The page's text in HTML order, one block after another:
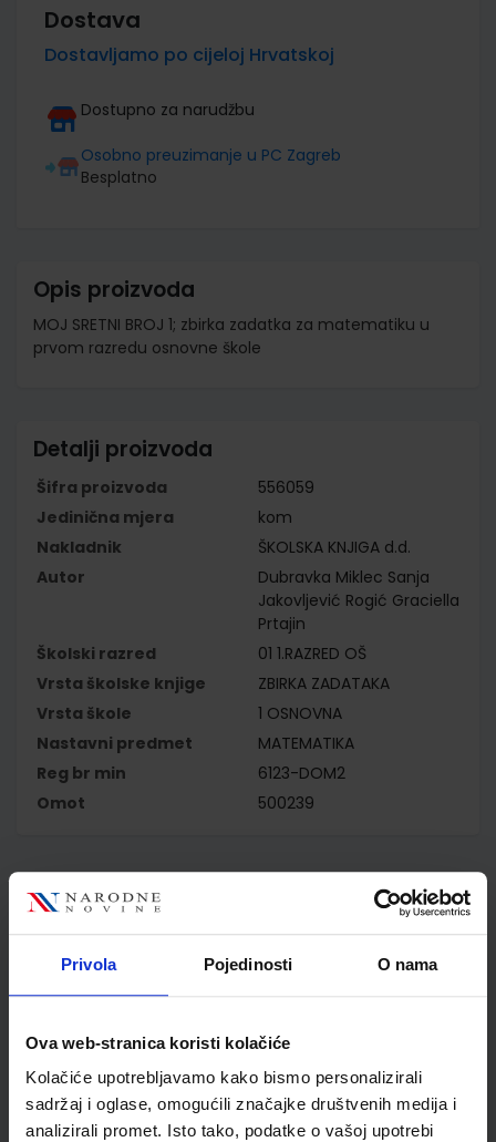
Privola Pojedinosti O nama
Ova web-stranica koristi kolačiće
Kolačiće upotrebljavamo kako bismo personalizirali
sadržaj i oglase, omogućili značajke društvenih medija i
analizirali promet. Isto tako, podatke o vašoj upotrebi
Dostava
Dostavljamo po cijeloj Hrvatskoj
Dostupno za narudžbu
Osobno preuzimanje u PC Zagreb
Besplatno
Opis proizvoda
MOJ SRETNI BROJ 1; zbirka zadatka za matematiku u
prvom razredu osnovne škole
Detalji proizvoda
Šifra proizvoda
556059
Jedinična mjera
kom
Nakladnik
ŠKOLSKA KNJIGA d.d.
Autor
Dubravka Miklec Sanja
Jakovljević Rogić Graciella
Prtajin
Školski razred
01 1.RAZRED OŠ
Vrsta školske knjige
ZBIRKA ZADATAKA
Vrsta škole
1 OSNOVNA
Nastavni predmet
MATEMATIKA
Reg br min
6123-DOM2
Omot
500239
Kupci najčešće biraju..
Omot PVC za školske
udžbenike; dimenzije
413x287; tip 239